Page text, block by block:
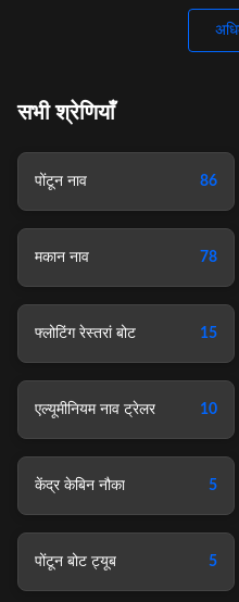
सभी श्रेणियाँ
पोंटून नाव 86
मकान नाव 78
फ्लोटिंग रेस्तरां बोट 15
एल्यूमीनियम नाव ट्रेलर 10
केंद्र केबिन नौका 5
पोंटून बोट ट्यूब 5